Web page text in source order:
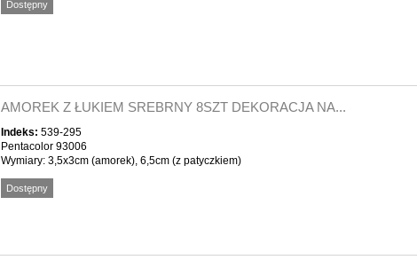
Dostępny
AMOREK Z ŁUKIEM SREBRNY 8SZT DEKORACJA NA...
Indeks: 539-295
Pentacolor 93006
Wymiary: 3,5x3cm (amorek), 6,5cm (z patyczkiem)
Dostępny